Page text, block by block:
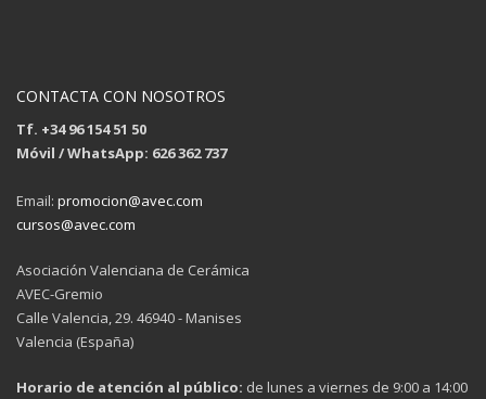
CONTACTA CON NOSOTROS
Tf. +34 96 154 51 50
Móvil / WhatsApp: 626 362 737
Email: promocion@avec.com
cursos@avec.com
Asociación Valenciana de Cerámica
AVEC-Gremio
Calle Valencia, 29. 46940 - Manises
Valencia (España)
Horario de atención al público: de lunes a viernes de 9:00 a 14:00